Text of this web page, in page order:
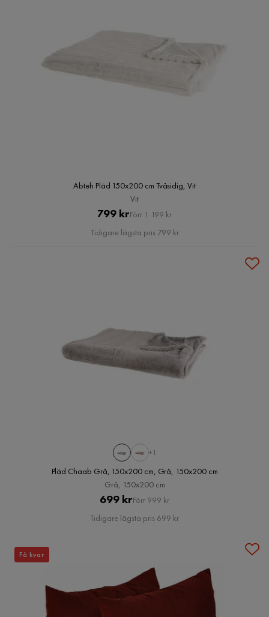
Abteh Pläd 150x200 cm Tvåsidig, Vit
Vit
Pris
799 kr Original
Pris
Förr 1 199 kr
Tidigare lägsta pris 799 kr
+1
Pläd Chaab Grå, 150x200 cm, Grå, 150x200 cm
Grå, 150x200 cm
Pris
699 krOriginal
Pris
Förr 999 kr
Tidigare lägsta pris 699 kr
Få kvar